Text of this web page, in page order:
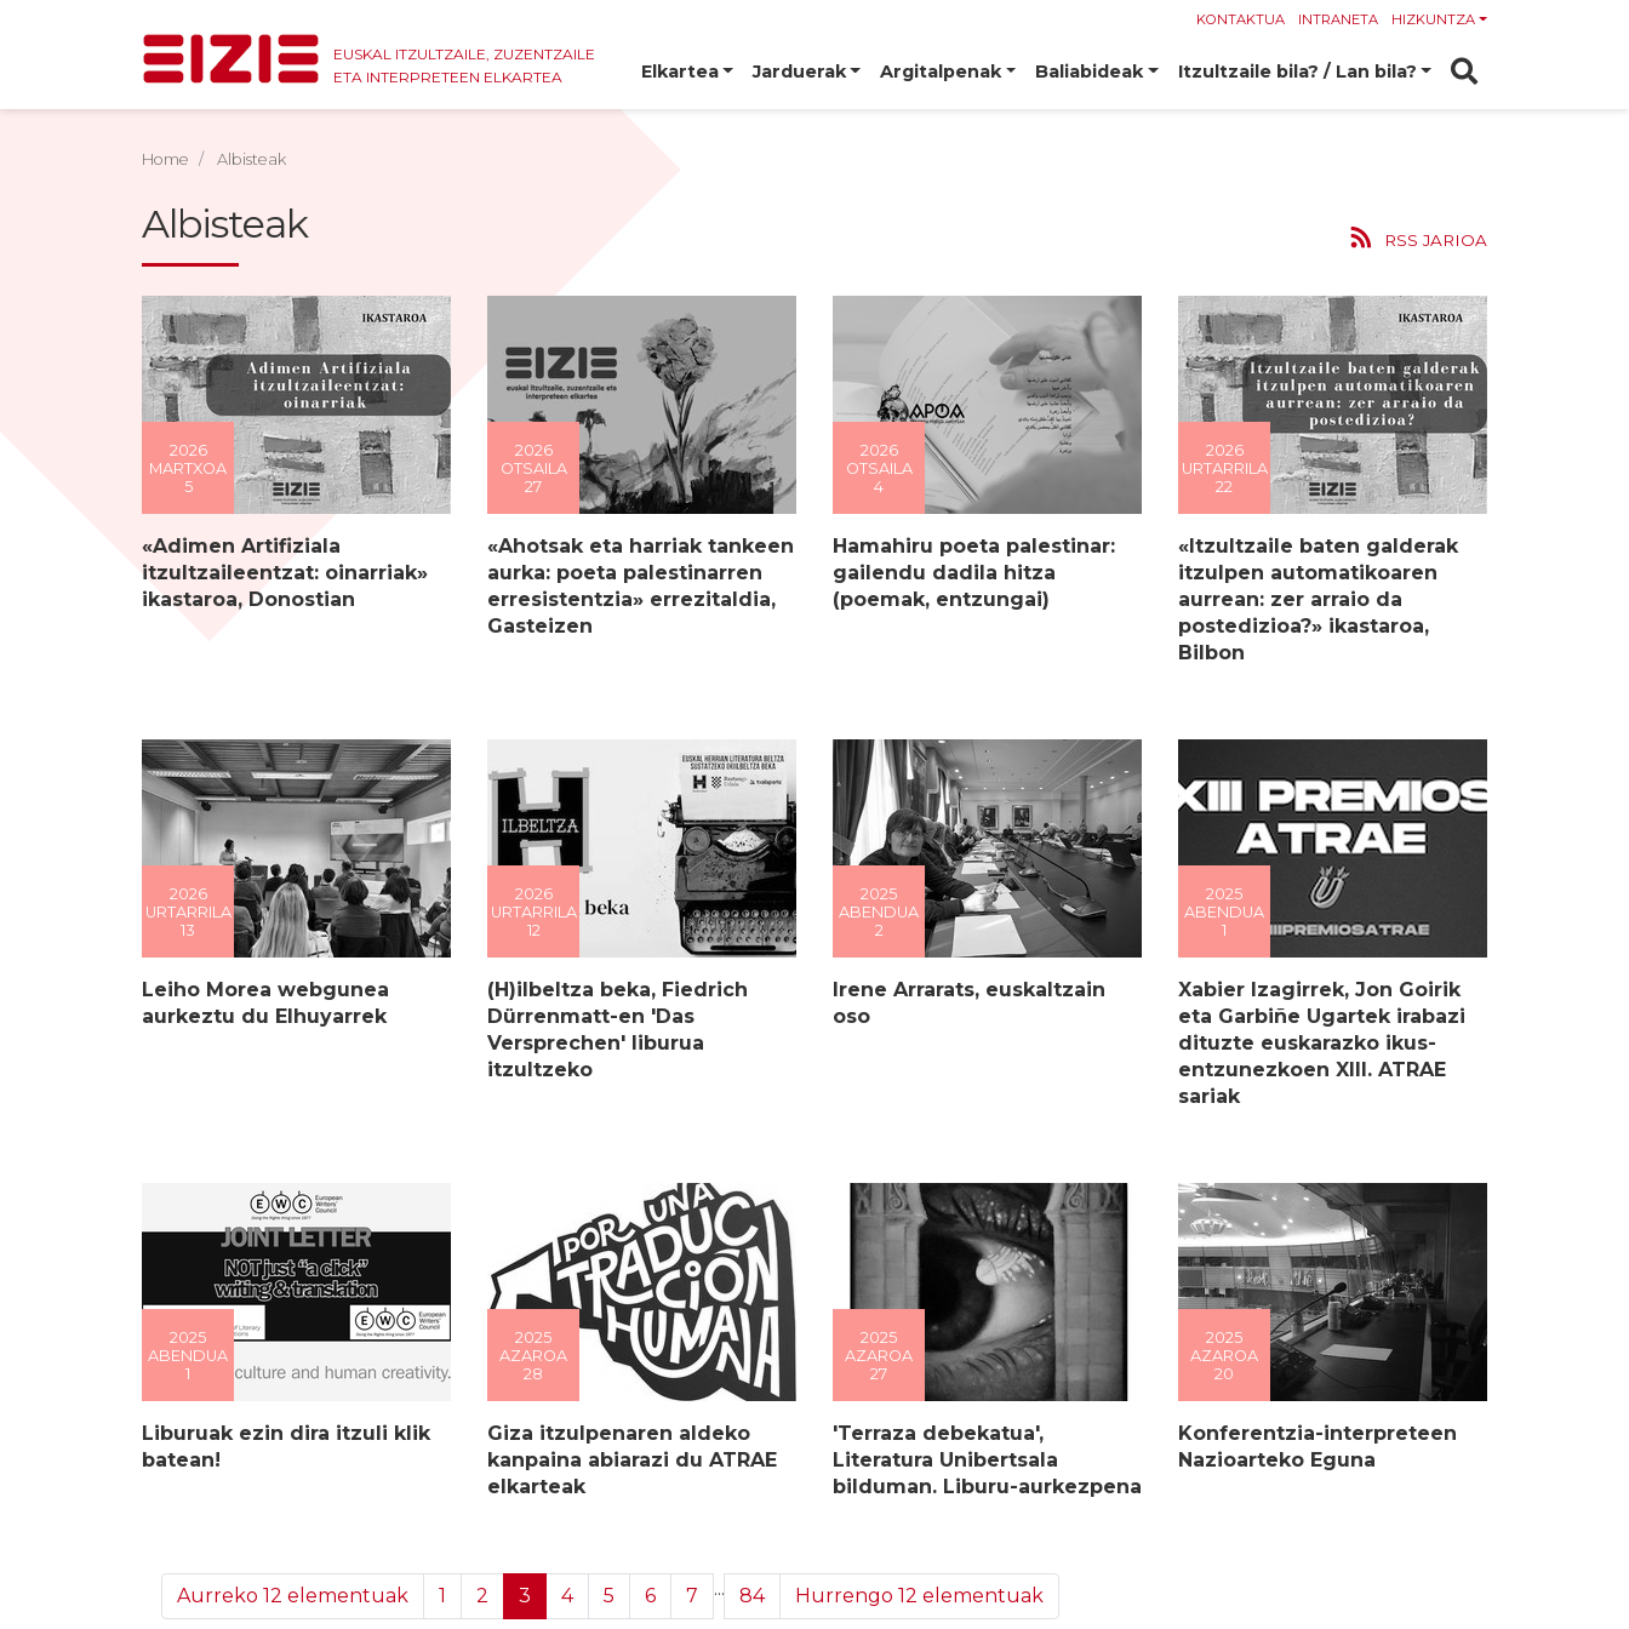
EUSKAL ITZULTZAILE, ZUZENTZAILE
ETA INTERPRETEEN ELKARTEA
KONTAKTUA INTRANETA HIZKUNTZA
Elkartea Jarduerak Argitalpenak Baliabideak Itzultzaile bila? / Lan bila?
Home Albisteak
Albisteak RSS JARIOA
2026
MARTXOA
5
«Adimen Artifiziala
itzultzaileentzat: oinarriak»
ikastaroa, Donostian
2026
OTSAILA
27
«Ahotsak eta harriak tankeen
aurka: poeta palestinarren
erresistentzia» errezitaldia,
Gasteizen
2026
OTSAILA
4
Hamahiru poeta palestinar:
gailendu dadila hitza
(poemak, entzungai)
2026
URTARRILA
22
«Itzultzaile baten galderak
itzulpen automatikoaren
aurrean: zer arraio da
postedizioa?» ikastaroa,
Bilbon
2026
URTARRILA
13
Leiho Morea webgunea
aurkeztu du Elhuyarrek
2026
URTARRILA
12
(H)ilbeltza beka, Fiedrich
Dürrenmatt-en 'Das
Versprechen' liburua
itzultzeko
2025
ABENDUA
2
Irene Arrarats, euskaltzain
oso
2025
ABENDUA
1
Xabier Izagirrek, Jon Goirik
eta Garbiñe Ugartek irabazi
dituzte euskarazko ikus-
entzunezkoen XIII. ATRAE
sariak
2025
ABENDUA
1
Liburuak ezin dira itzuli klik
batean!
2025
AZAROA
28
Giza itzulpenaren aldeko
kanpaina abiarazi du ATRAE
elkarteak
2025
AZAROA
27
'Terraza debekatua',
Literatura Unibertsala
bilduman. Liburu-aurkezpena
2025
AZAROA
20
Konferentzia-interpreteen
Nazioarteko Eguna
Aurreko 12 elementuak 1 2 3 4 5 6 7 ... 84 Hurrengo 12 elementuak